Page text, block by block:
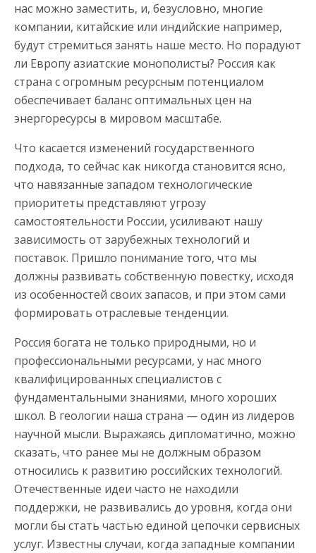
нас можно заместить, и, безусловно, многие
компании, китайские или индийские например,
будут стремиться занять наше место. Но порадуют
ли Европу азиатские монополисты? Россия как
страна с огромным ресурсным потенциалом
обеспечивает баланс оптимальных цен на
энергоресурсы в мировом масштабе.
Что касается изменений государственного
подхода, то сейчас как никогда становится ясно,
что навязанные западом технологические
приоритеты представляют угрозу
самостоятельности России, усиливают нашу
зависимость от зарубежных технологий и
поставок. Пришло понимание того, что мы
должны развивать собственную повестку, исходя
из особенностей своих запасов, и при этом сами
формировать отраслевые тенденции.
Россия богата не только природными, но и
профессиональными ресурсами, у нас много
квалифицированных специалистов с
фундаментальными знаниями, много хороших
школ. В геологии наша страна — один из лидеров
научной мысли. Выражаясь дипломатично, можно
сказать, что ранее мы не должным образом
относились к развитию российских технологий.
Отечественные идеи часто не находили
поддержки, не развивались до уровня, когда они
могли бы стать частью единой цепочки сервисных
услуг. Известны случаи, когда западные компании